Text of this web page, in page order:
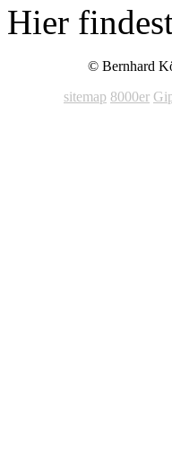
Hier
© Bernhard
sitemap 8000er